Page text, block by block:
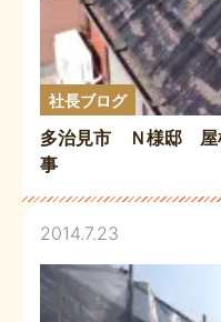
社長ブログ
多治見市 Ｎ様邸 屋
事
2014.7.23